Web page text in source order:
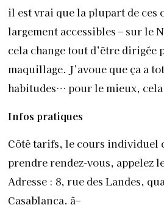
il est vrai que la plupart de ces
largement accessibles – sur le
cela change tout d’être dirigée
maquillage. J’avoue que ça a
habitudes… pour le mieux, cela
Infos pratiques
Côté tarifs, le cours individuel
prendre rendez-vous, appelez
Adresse : 8, rue des Landes,
Casablanca. â–